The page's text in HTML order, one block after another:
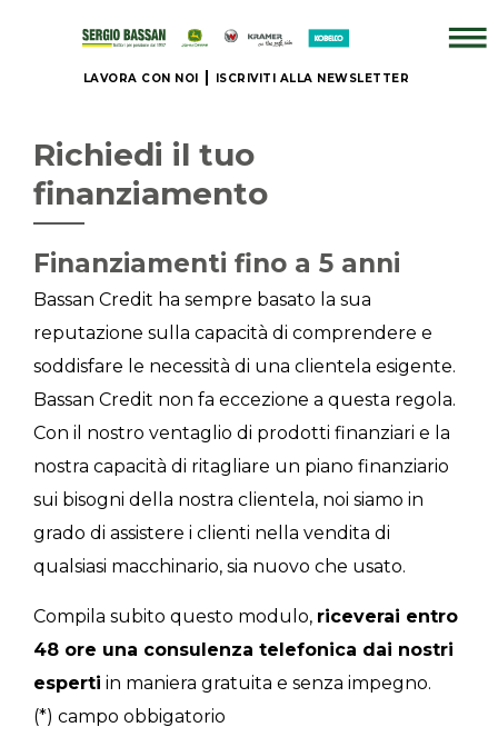
LAVORA CON NOI ISCRIVITI ALLA NEWSLETTER
BRAND
IL
NOSTRO
NOLEGGIO
PROMOZIONI
Richiedi il tuo
finanziamento
Finanziamenti fino a 5 anni
Bassan Credit ha sempre basato la sua
reputazione sulla capacità di comprendere e
soddisfare le necessità di una clientela esigente.
Bassan Credit non fa eccezione a questa regola.
Con il nostro ventaglio di prodotti finanziari e la
nostra capacità di ritagliare un piano finanziario
sui bisogni della nostra clientela, noi siamo in
grado di assistere i clienti nella vendita di
qualsiasi macchinario, sia nuovo che usato.
Compila subito questo modulo, riceverai entro
48 ore una consulenza telefonica dai nostri
esperti in maniera gratuita e senza impegno.
(*) campo obbigatorio